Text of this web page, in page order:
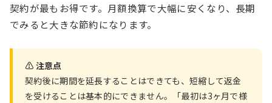
契約が最もお得です。月額換算で大幅に安くなり、長期
でみると大きな節約になります。
⚠️ 注意点
契約後に期間を延長することはできても、短縮して返金
を受けることは基本的にできません。「最初は3ヶ月で様